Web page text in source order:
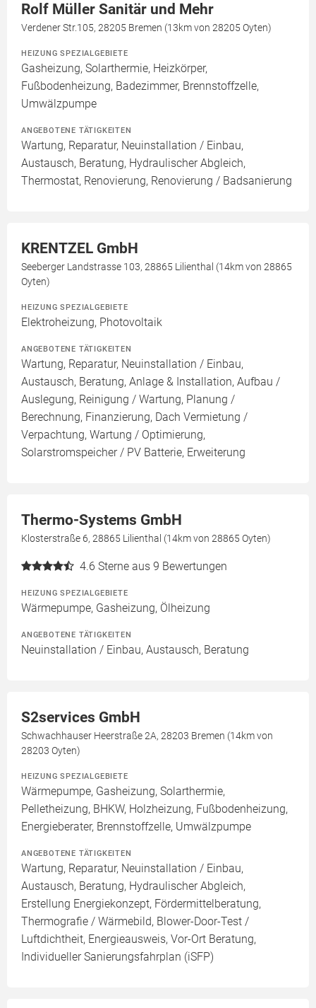
Rolf Müller Sanitär und Mehr
Verdener Str.105, 28205 Bremen (13km von 28205 Oyten)
HEIZUNG SPEZIALGEBIETE
Gasheizung, Solarthermie, Heizkörper,
Fußbodenheizung, Badezimmer, Brennstoffzelle,
Umwälzpumpe
ANGEBOTENE TÄTIGKEITEN
Wartung, Reparatur, Neuinstallation / Einbau,
Austausch, Beratung, Hydraulischer Abgleich,
Thermostat, Renovierung, Renovierung / Badsanierung
KRENTZEL GmbH
Seeberger Landstrasse 103, 28865 Lilienthal (14km von 28865
Oyten)
HEIZUNG SPEZIALGEBIETE
Elektroheizung, Photovoltaik
ANGEBOTENE TÄTIGKEITEN
Wartung, Reparatur, Neuinstallation / Einbau,
Austausch, Beratung, Anlage & Installation, Aufbau /
Auslegung, Reinigung / Wartung, Planung /
Berechnung, Finanzierung, Dach Vermietung /
Verpachtung, Wartung / Optimierung,
Solarstromspeicher / PV Batterie, Erweiterung
Thermo-Systems GmbH
Klosterstraße 6, 28865 Lilienthal (14km von 28865 Oyten)
4.6 Sterne aus 9 Bewertungen
HEIZUNG SPEZIALGEBIETE
Wärmepumpe, Gasheizung, Ölheizung
ANGEBOTENE TÄTIGKEITEN
Neuinstallation / Einbau, Austausch, Beratung
S2services GmbH
Schwachhauser Heerstraße 2A, 28203 Bremen (14km von
28203 Oyten)
HEIZUNG SPEZIALGEBIETE
Wärmepumpe, Gasheizung, Solarthermie,
Pelletheizung, BHKW, Holzheizung, Fußbodenheizung,
Energieberater, Brennstoffzelle, Umwälzpumpe
ANGEBOTENE TÄTIGKEITEN
Wartung, Reparatur, Neuinstallation / Einbau,
Austausch, Beratung, Hydraulischer Abgleich,
Erstellung Energiekonzept, Fördermittelberatung,
Thermografie / Wärmebild, Blower-Door-Test /
Luftdichtheit, Energieausweis, Vor-Ort Beratung,
Individueller Sanierungsfahrplan (iSFP)